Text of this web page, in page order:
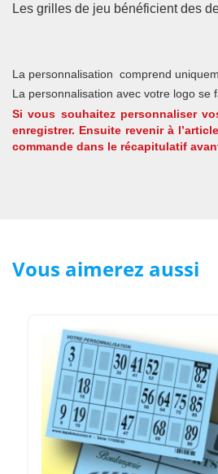
Les grilles de jeu bénéficient des
La personnalisation comprend
La personnalisation avec votre logo se
Si vous souhaitez personnaliser
enregistrer. Ensuite revenir à
commande dans le récapitulatif
Vous aimerez aussi